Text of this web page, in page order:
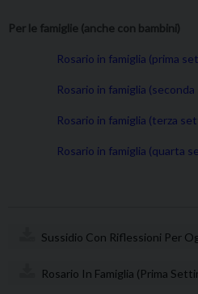
Per le famiglie (anche con bambini)
Rosario in famiglia (prima
Rosario in famiglia
Rosario in famiglia (terza
Rosario in famiglia (quarta
Sussidio Con Riflessioni Per
Rosario In Famiglia (prima